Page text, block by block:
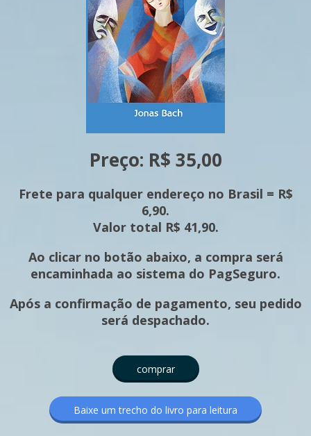
Preço: R$ 35,00
Frete para qualquer endereço no Brasil = R$
6,90.
Valor total R$ 41,90.
Ao clicar no botão abaixo, a compra será
encaminhada ao sistema do PagSeguro.
Após a confirmação de pagamento, seu pedido
será despachado.
comprar
Baixe um trecho do livro para leitura